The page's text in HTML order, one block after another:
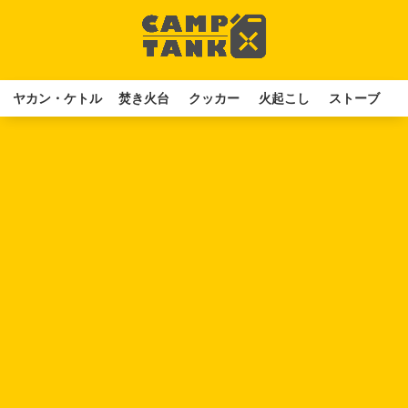
ヤカン・ケトル 焚き火台 クッカー 火起こし ストーブ